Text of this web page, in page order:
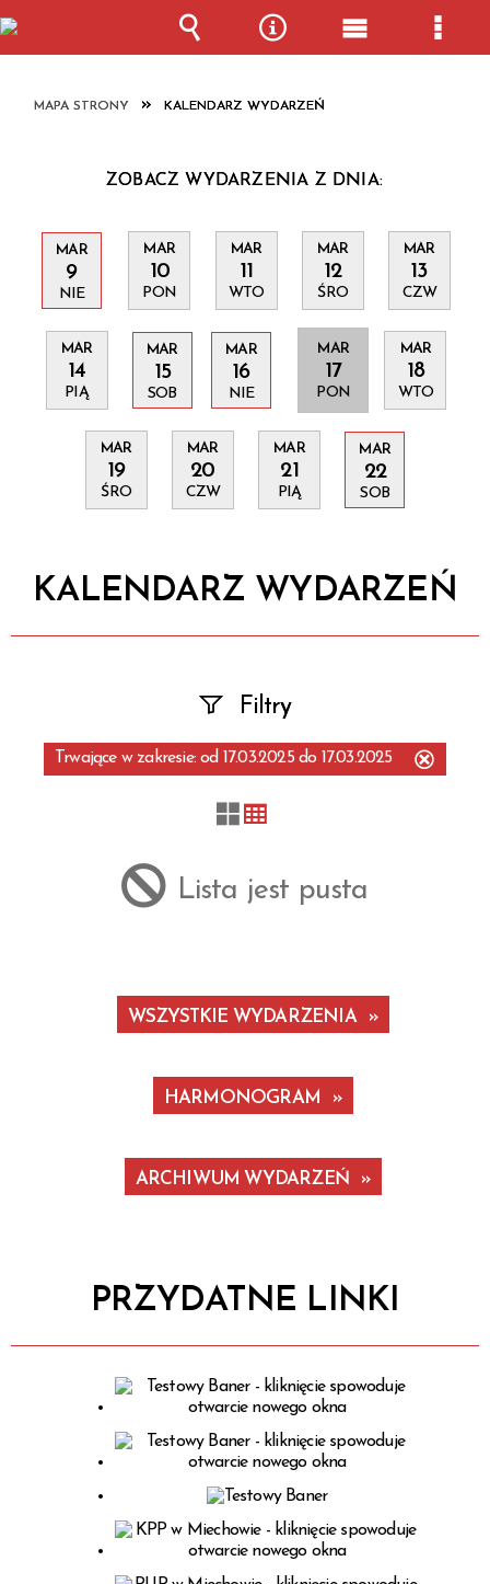
MAPA STRONY KALENDARZ WYDARZEŃ
ZOBACZ WYDARZENIA Z DNIA:
MAR
9
NIE
MAR
10
PON
MAR
11
WTO
MAR
12
ŚRO
MAR
13
CZW
MAR
14
PIĄ
MAR
15
SOB
MAR
16
NIE
MAR
17
PON
MAR
18
WTO
MAR
19
ŚRO
MAR
20
CZW
MAR
21
PIĄ
MAR
22
SOB
KALENDARZ WYDARZEŃ
Filtry
Szukana fraza
Trwające w zakresie:od 17.03.2025 do 17.03.2025
Lista jest pusta
WSZYSTKIE WYDARZENIA
HARMONOGRAM
ARCHIWUM WYDARZEŃ
PRZYDATNE LINKI
Wyszukiwarka
Narzędzia
Menu Menu